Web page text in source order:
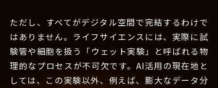
ただし、すべてがデジタル空間で完結するわけで
はありません。ライフサイエンスには、実際に試
験管や細胞を扱う「ウェット実験」と呼ばれる物
理的なプロセスが不可欠です。AI活用の現在地と
しては、この実験以外、例えば、膨大なデータ分